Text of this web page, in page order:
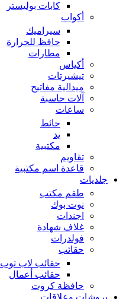
كابات بوليستر
أكواب
سيراميك
حافظ للحرارة
مطارات
أكياس
تيشيرتات
ميدالية مفاتيح
آلات حاسبة
ساعات
حائط
يد
مكتبية
تقاويم
قاعدة اسم مكتبية
جلديات
طقم مكتب
نوت بوك
اجندات
غلاف شهادة
فولدرات
حقائب
حقائب لاب توب
حقائب أعمال
حافظة كروت
بروشات وعلاقات